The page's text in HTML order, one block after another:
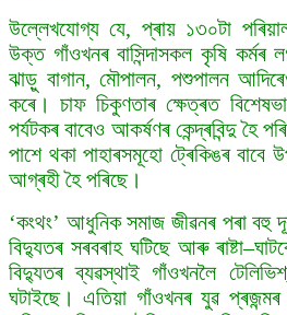
উল্লেখযোগ্য যে, প্ৰায় ১৩০টা
উক্ত গাঁওখনৰ বাসিন্দাসকল কৃষি
ঝাড়ু বাগান, মৌপালন, পশুপালন
কৰে। চাফ চিকুণতাৰ ক্ষেত্ৰত
পৰ্যটকৰ বাবেও আকৰ্ষণৰ কেন্দ্ৰবিন্দু হৈ
পাশে থকা পাহাৰসমূহো ট্ৰেকিঙৰ বাবে
আগ্ৰহী হৈ পৰিছে।
‘কংথং’ আধুনিক সমাজ জীৱনৰ পৰা বহু
বিদ্যুতৰ সৰবৰাহ ঘটিছে আৰু
বিদ্যুতৰ ব্যৱস্থাই গাঁওখনলৈ
ঘটাইছে। এতিয়া গাঁওখনৰ যুৱ